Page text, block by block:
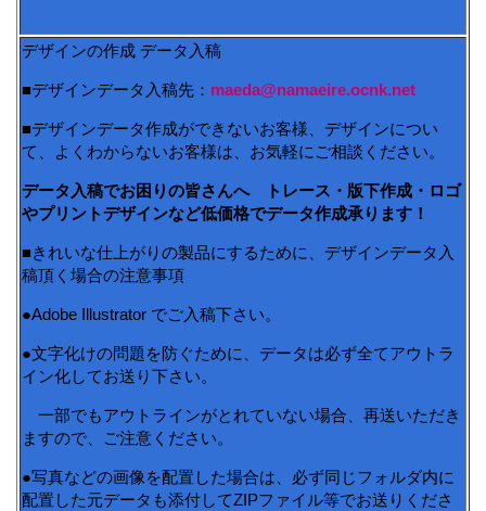
デザインの作成 データ入稿
■デザインデータ入稿先： maeda@namaeire.ocnk.net
■デザインデータ作成ができないお客様、デザインについ
て、よくわからないお客様は、お気軽にご相談ください。
データ入稿でお困りの皆さんへ トレース・版下作成・ロゴ
やプリントデザインなど低価格でデータ作成承ります！
■きれいな仕上がりの製品にするために、デザインデータ入
稿頂く場合の注意事項
●Adobe Illustrator でご入稿下さい。
●文字化けの問題を防ぐために、データは必ず全てアウトラ
イン化してお送り下さい。
一部でもアウトラインがとれていない場合、再送いただき
ますので、ご注意ください。
●写真などの画像を配置した場合は、必ず同じフォルダ内に
配置した元データも添付してZIPファイル等でお送りくださ